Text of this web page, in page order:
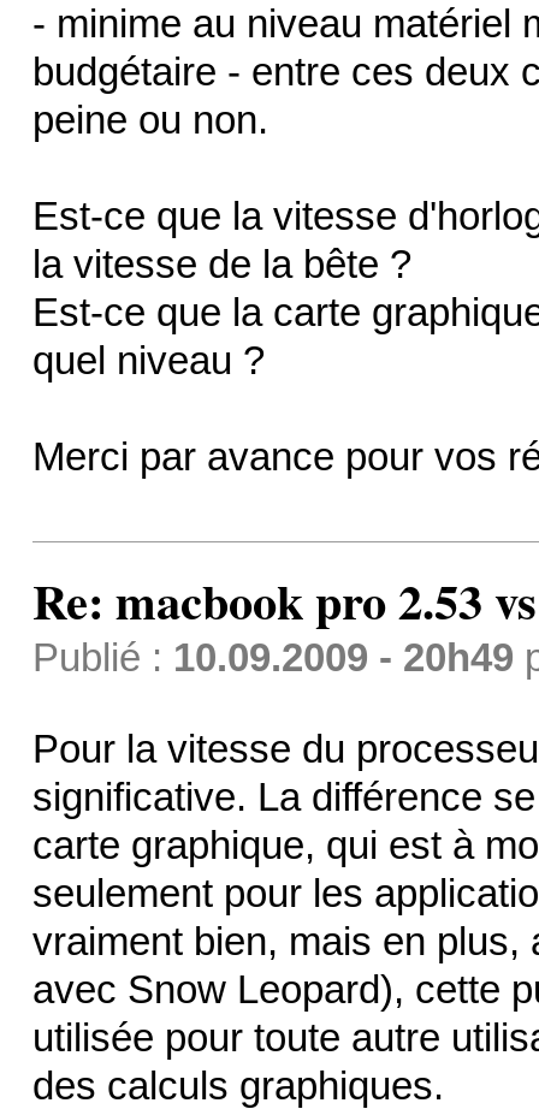
- minime au niveau matériel
budgétaire - entre ces deux
peine ou non.
Est-ce que la vitesse
la vitesse de la bête ?
Est-ce que la carte
quel niveau ?
Merci par avance pour vos
Re: macbook pro 2.53
Publié : 10.09.2009 - 20h49
Pour la vitesse du
significative. La différence
carte graphique, qui est à
seulement pour les
vraiment bien, mais en plus,
avec Snow Leopard), cette
utilisée pour toute autre
des calculs graphiques.